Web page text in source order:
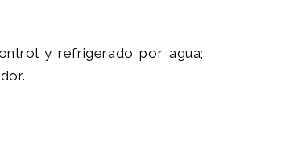
y refrigerado por agua;